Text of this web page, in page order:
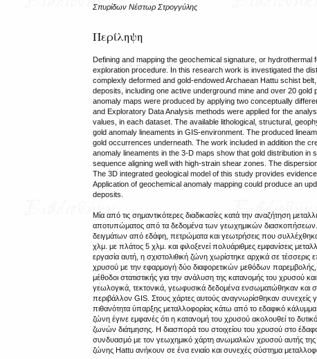
Σπυρίδων Νέστωρ Στρογγύλης
Περίληψη
Defining and mapping the geochemical signature, or
exploration procedure. In this research work is investigated the
complexly deformed and gold-endowed Archaean Hattu schist
deposits, including one active underground mine and over 20
anomaly maps were produced by applying two conceptually
and Exploratory Data Analysis methods were applied for the
values, in each dataset. The available lithological, structural,
gold anomaly lineaments in GIS-environment. The produced
gold occurrences underneath. The work included in addition the
anomaly lineaments in the 3-D maps show that gold distribution
sequence aligning well with high-strain shear zones. The
The 3D integrated geological model of this study provides
Application of geochemical anomaly mapping could produce an
deposits.
Μία από τις σημαντικότερες διαδικασίες κατά την αναζήτηση
αποτυπώματος από τα δεδομένα των γεωχημικών διασκοπήσεων.
δειγμάτων από εδάφη, πετρώματα και γεωτρήσεις που
χλμ. με πλάτος 5 χλμ. και φιλοξενεί πολυάριθμες εμφανίσεις
εργασία αυτή, η σχιστολιθική ζώνη χωρίστηκε αρχικά σε
χρυσού με την εφαρμογή δύο διαφορετικών μεθόδων
μέθοδοι στατιστικής για την ανάλυση της κατανομής του χρυσού
γεωλογικά, τεκτονικά, γεωφυσικά δεδομένα ενσωματώθηκαν
περιβάλλον GIS. Στους χάρτες αυτούς αναγνωρίσθηκαν συνεχείς
πιθανότητα ύπαρξης μεταλλοφορίας κάτω από το εδαφικό κάλυμμα.
ζώνη έγινε εμφανές ότι η κατανομή του χρυσού ακολουθεί το
ζωνών διάτμησης. Η διασπορά του στοιχείου του χρυσού στο
συνδυασμό με τον γεωχημικό χάρτη ανωμαλιών χρυσού αυτής της
ζώνης Hattu ανήκουν σε ένα ενιαίο και συνεχές σύστημα